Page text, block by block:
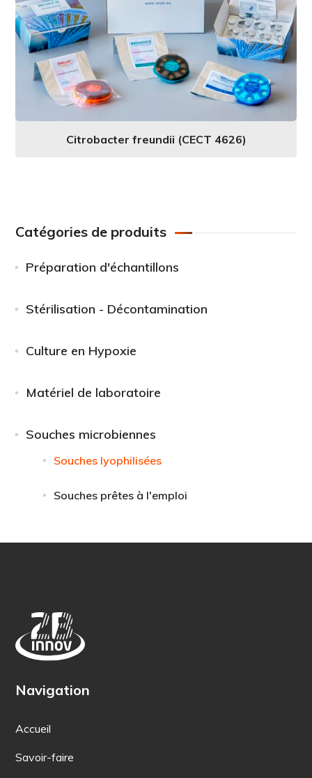
Citrobacter freundii (CECT 4626)
Catégories de produits
Préparation d'échantillons
Stérilisation - Décontamination
Culture en Hypoxie
Matériel de laboratoire
Souches microbiennes
Souches lyophilisées
Souches prêtes à l'emploi
Navigation
Accueil
Savoir-faire